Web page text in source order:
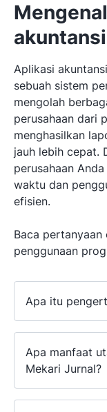
Aplikasi
sebuah sistem
mengolah
perusahaan dari
menghasilkan
jauh lebih cepat.
perusahaan
waktu dan
efisien.
Baca
penggunaan
Apa itu
Apa manfaat
Mekari Jurnal?